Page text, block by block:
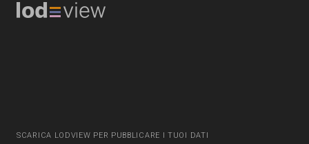
SCARICA LODVIEW PER PUBBLICARE I TUOI DATI